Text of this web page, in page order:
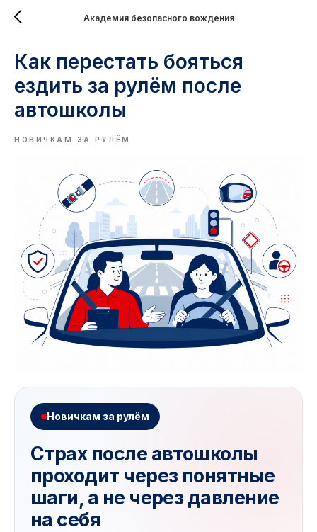
Академия безопасного вождения
Как перестать бояться
ездить за рулём после
автошколы
НОВИЧКАМ ЗА РУЛЁМ
Новичкам за рулём
Страх после автошколы
проходит через понятные
шаги, а не через давление
на себя